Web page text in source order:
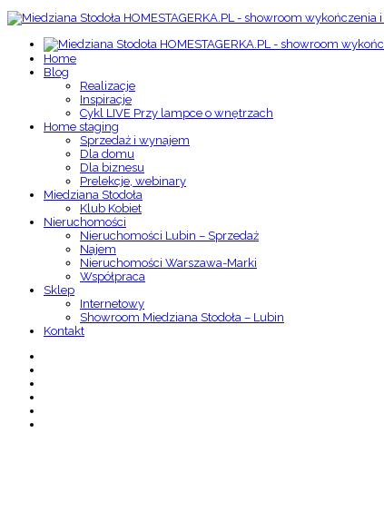
Home
Blog
Realizacje
Inspiracje
Cykl LIVE Przy lampce o wnętrzach
Home staging
Sprzedaż i wynajem
Dla domu
Dla biznesu
Prelekcje, webinary
Miedziana Stodoła
Klub Kobiet
Nieruchomości
Nieruchomości Lubin – Sprzedaż
Najem
Nieruchomości Warszawa-Marki
Współpraca
Sklep
Internetowy
Showroom Miedziana Stodoła – Lubin
Kontakt